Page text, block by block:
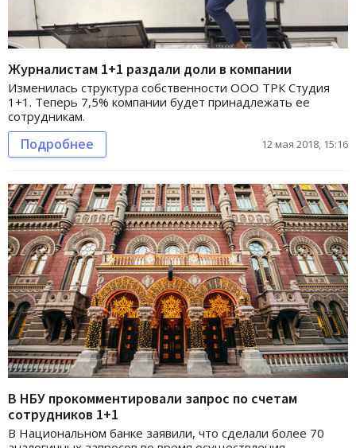
Журналистам 1+1 раздали доли в компании
Изменилась структура собственности ООО ТРК Студия
1+1. Теперь 7,5% компании будет принадлежать ее
сотрудникам.
Подробнее 12 мая 2018, 15:16
В НБУ прокомментировали запрос по счетам
сотрудников 1+1
В Национальном банке заявили, что сделали более 70